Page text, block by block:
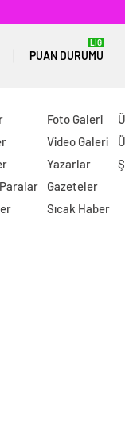
PUAN DURUMU
LİG
Foto Galeri
Video Galeri
Yazarlar
Gazeteler
Sıcak Haber